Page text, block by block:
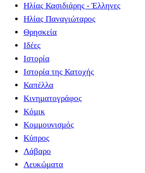
Ηλίας Κασιδιάρης - Έλληνες
Ηλίας Παναγιώταρος
Θρησκεία
Ιδέες
Ιστορία
Ιστορία της Κατοχής
Καπέλλα
Κινηματογράφος
Κόμικ
Κομμουνισμός
Κύπρος
Λάβαρο
Λευκώματα